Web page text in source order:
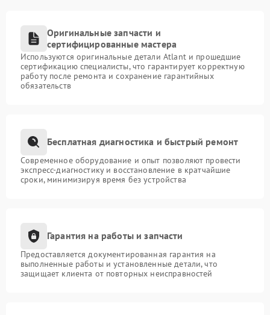
Оригинальные запчасти и
сертифицированные мастера
Используются оригинальные детали Atlant и прошедшие
сертификацию специалисты, что гарантирует корректную
работу после ремонта и сохранение гарантийных
обязательств
Бесплатная диагностика и быстрый ремонт
Современное оборудование и опыт позволяют провести
экспресс-диагностику и восстановление в кратчайшие
сроки, минимизируя время без устройства
Гарантия на работы и запчасти
Предоставляется документированная гарантия на
выполненные работы и установленные детали, что
защищает клиента от повторных неисправностей